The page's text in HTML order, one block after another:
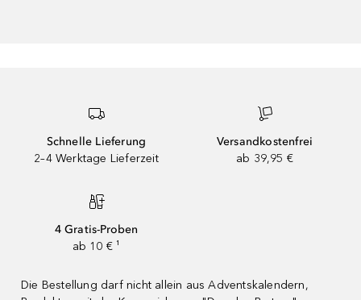
Schnelle Lieferung
2–4 Werktage Lieferzeit
Versandkostenfrei
ab 39,95 €
4 Gratis-Proben
ab 10 € ¹
Die Bestellung darf nicht allein aus Adventskalendern,